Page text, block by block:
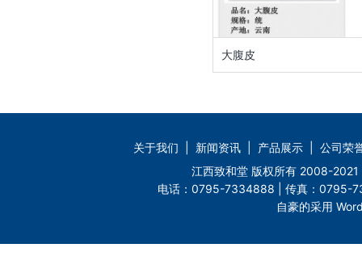
大腹皮
关于我们 新闻资讯 产品展示
公司荣
江西致和堂 版权所有 2008-
电话：0795-7334888 | 传真：0795-
自豪的采用